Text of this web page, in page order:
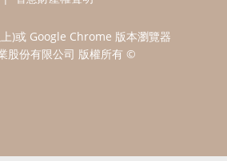
)或 Google Chrome 版本瀏覽器
股份有限公司 版權所有 ©